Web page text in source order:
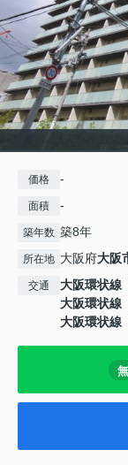
価格 -
面積 -
築年数 築8年
所在地 大阪府大阪
交通 大阪環状線
大阪環状線
大阪環状線